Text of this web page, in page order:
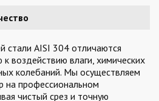
стали AISI 304 отличаются
воздействию влаги, химических
колебаний. Мы осуществляем
на профессиональном
чистый срез и точную